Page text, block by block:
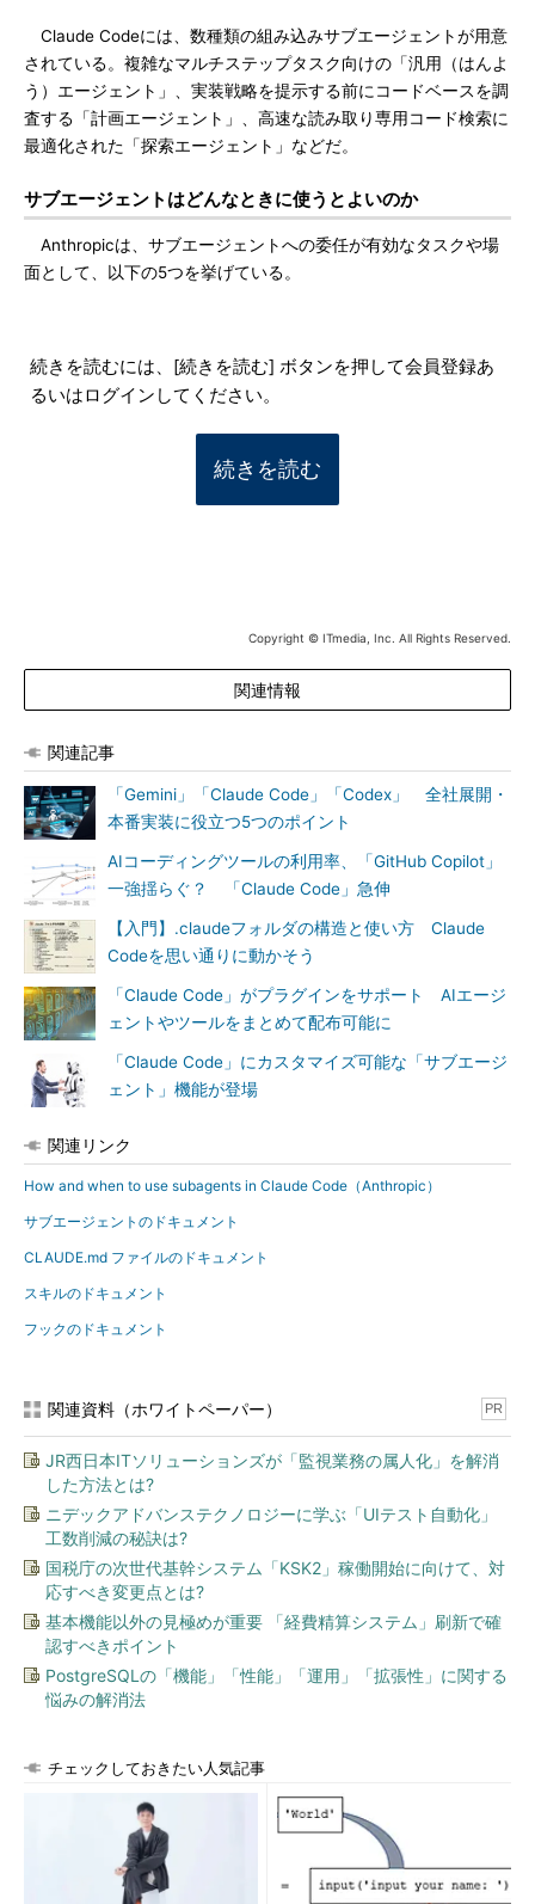
Claude Codeには、数種類の組み込みサブエージェントが用意
されている。複雑なマルチステップタスク向けの「汎用（はんよ
う）エージェント」、実装戦略を提示する前にコードベースを調
査する「計画エージェント」、高速な読み取り専用コード検索に
最適化された「探索エージェント」などだ。
サブエージェントはどんなときに使うとよいのか
Anthropicは、サブエージェントへの委任が有効なタスクや場
面として、以下の5つを挙げている。
続きを読むには、[続きを読む] ボタンを押して会員登録あ
るいはログインしてください。
続きを読む
Copyright © ITmedia, Inc. All Rights Reserved.
関連情報
関連記事
「Gemini」「Claude Code」「Codex」 全社展開・
本番実装に役立つ5つのポイント
AIコーディングツールの利用率、「GitHub Copilot」
一強揺らぐ？ 「Claude Code」急伸
【入門】.claudeフォルダの構造と使い方 Claude
Codeを思い通りに動かそう
「Claude Code」がプラグインをサポート AIエージ
ェントやツールをまとめて配布可能に
「Claude Code」にカスタマイズ可能な「サブエージ
ェント」機能が登場
関連リンク
How and when to use subagents in Claude Code（Anthropic）
サブエージェントのドキュメント
CLAUDE.md ファイルのドキュメント
スキルのドキュメント
フックのドキュメント
関連資料（ホワイトペーパー） PR
JR西日本ITソリューションズが「監視業務の属人化」を解消
した方法とは?
ニデックアドバンステクノロジーに学ぶ「UIテスト自動化」
工数削減の秘訣は?
国税庁の次世代基幹システム「KSK2」稼働開始に向けて、対
応すべき変更点とは?
基本機能以外の見極めが重要 「経費精算システム」刷新で確
認すべきポイント
PostgreSQLの「機能」「性能」「運用」「拡張性」に関する
悩みの解消法
チェックしておきたい人気記事